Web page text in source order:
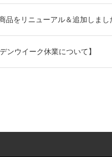
品をリニューアル＆追加しまし
ンウイーク休業について】